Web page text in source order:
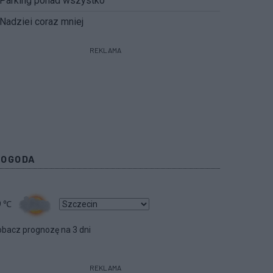
Nadziei coraz mniej
REKLAMA
℃
prognozę na 3 dni
REKLAMA